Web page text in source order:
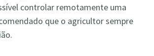
controlar remotamente uma
que o agricultor sempre